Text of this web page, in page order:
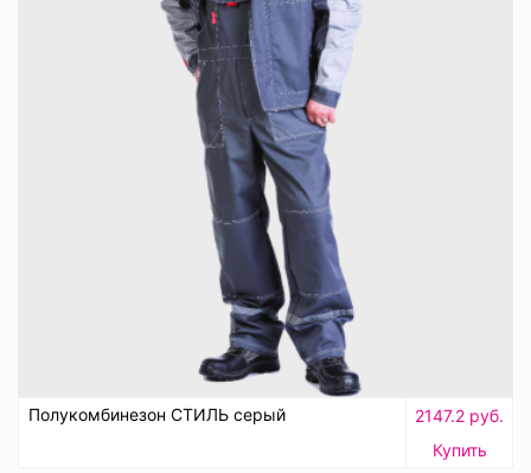
Полукомбинезон СТИЛЬ серый
2147.2 руб.
Купить